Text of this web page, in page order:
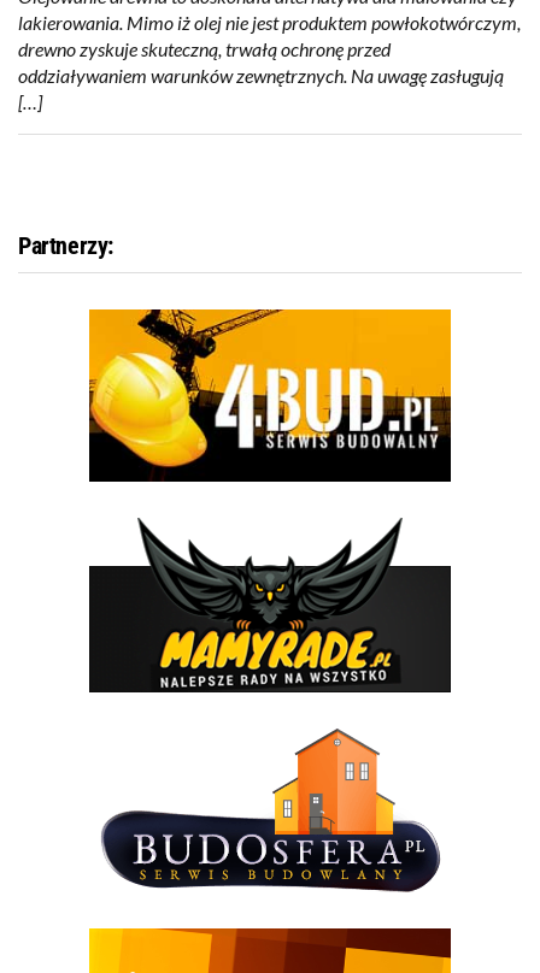
lakierowania. Mimo iż olej nie jest produktem powłokotwórczym,
drewno zyskuje skuteczną, trwałą ochronę przed
oddziaływaniem warunków zewnętrznych. Na uwagę zasługują
[…]
Partnerzy: